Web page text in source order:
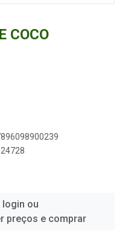
COCO
login ou
preços e comprar